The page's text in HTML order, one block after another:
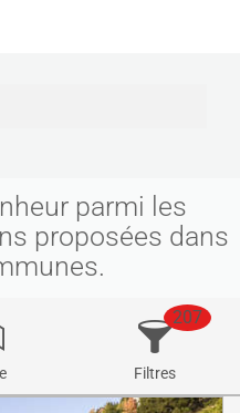
parmi les
proposées dans
Filtres
207